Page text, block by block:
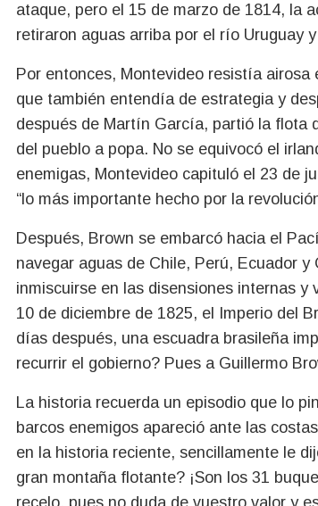
ataque, pero el 15 de marzo de 1814, la
retiraron aguas arriba por el río Uruguay
Por entonces, Montevideo resistía
que también entendía de estrategia y
después de Martín García, partió la flota
del pueblo a popa. No se equivocó el
enemigas, Montevideo capituló el 23 de
“lo más importante hecho por la
Después, Brown se embarcó hacia el
navegar aguas de Chile, Perú, Ecuador
inmiscuirse en las disensiones internas y
10 de diciembre de 1825, el Imperio del
días después, una escuadra brasileña
recurrir el gobierno? Pues a Guillermo
La historia recuerda un episodio que lo
barcos enemigos apareció ante las
en la historia reciente, sencillamente le
gran montaña flotante? ¡Son los 31